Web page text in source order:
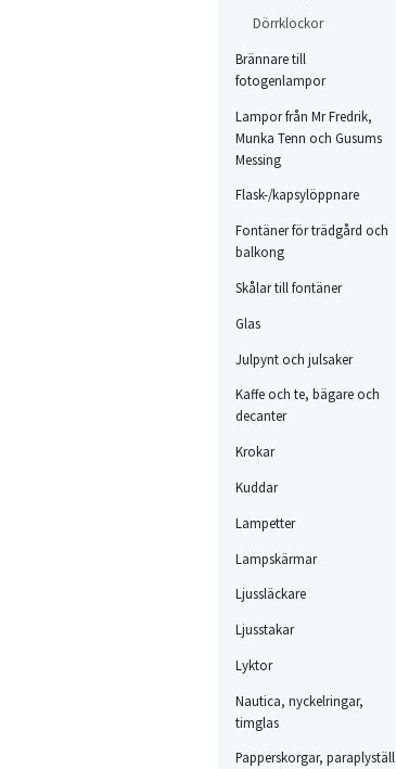
Dörrklockor
Brännare till
fotogenlampor
Lampor från Mr Fredrik,
Munka Tenn och Gusums
Messing
Flask-/kapsylöppnare
Fontäner för trädgård och
balkong
Skålar till fontäner
Glas
Julpynt och julsaker
Kaffe och te, bägare och
decanter
Krokar
Kuddar
Lampetter
Lampskärmar
Ljussläckare
Ljusstakar
Lyktor
Nautica, nyckelringar,
timglas
Papperskorgar, paraplyställ